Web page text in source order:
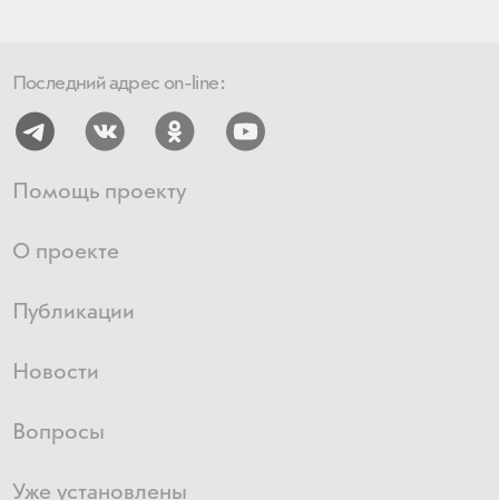
Последний адрес on-line:
Помощь проекту
О проекте
Публикации
Новости
Вопросы
Уже установлены